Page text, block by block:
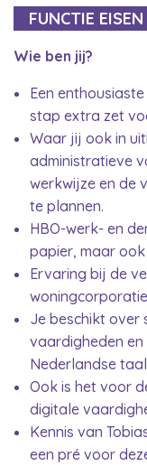
FUNCTIE EISEN
Wie ben jij?
Een
stap extra zet
Waar jij ook in
administratieve
werkwijze en de
te plannen.
HBO-werk- en
papier, maar
Ervaring bij de
Je beschikt over
vaardigheden
Nederlandse
Ook is het voor
digitale
Kennis van
een pré voor